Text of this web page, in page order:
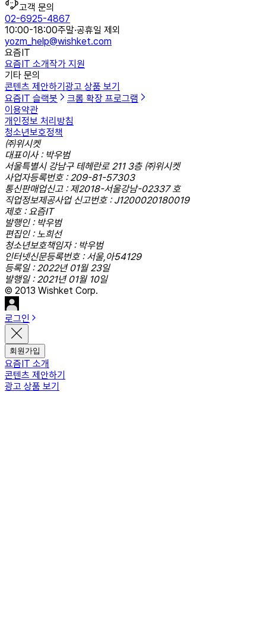
고객 문의
02-6925-4867
10:00-18:00주말·공휴일 제외
yozm_help@wishket.com
요즘IT
요즘IT 소개작가 지원
기타 문의
콘텐츠 제안하기광고 상품 보기
요즘IT 슬랙봇
크롬 확장 프로그램
이용약관
개인정보 처리방침
청소년보호정책
㈜위시켓
대표이사 : 박우범
서울특별시 강남구 테헤란로 211 3층 ㈜위시켓
사업자등록번호 : 209-81-57303
통신판매업신고 : 제2018-서울강남-02337 호
직업정보제공사업 신고번호 : J1200020180019
제호 : 요즘IT
발행인 : 박우범
편집인 : 노희선
청소년보호책임자 : 박우범
인터넷신문등록번호 : 서울,아54129
등록일 : 2022년 01월 23일
발행일 : 2021년 01월 10일
© 2013 Wishket Corp.
로그인
회원가입
요즘IT 소개
콘텐츠 제안하기
광고 상품 보기